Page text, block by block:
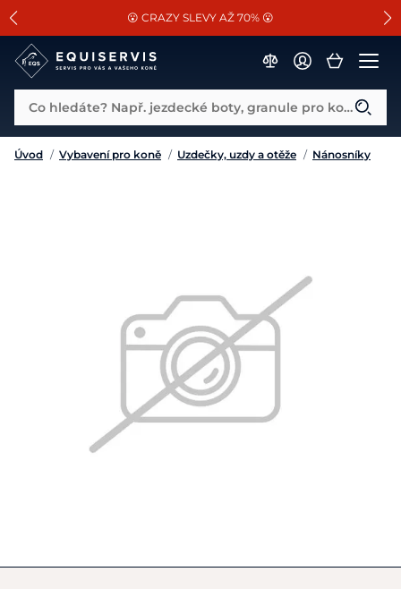
SLEVA 13% na vše od Cassini!
😮 CRAZY SLEVY AŽ 70% 😮
📐Pasování a doplňky k vybraným sedlům ZDARMA 🐴
Co hledáte? Např. jezdecké boty, granule pro koně...
Úvod / Vybavení pro koně / Uzdečky, uzdy a otěže / Nánosníky